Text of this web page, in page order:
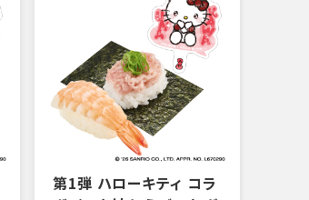
第1弾 ハローキティ コラ